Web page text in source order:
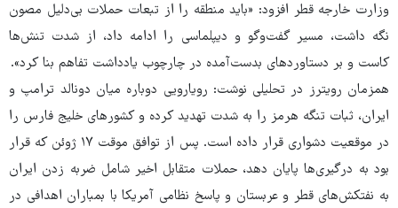
وزارت خارجه قطر افزود: «باید منطقه را از تبعات حملات بی‌دلیل مصون
نگه داشت، مسیر گفت‌وگو و دیپلماسی را ادامه داد، از شدت تنش‌ها
کاست و بر دستاوردهای بدست‌آمده در چارچوب یادداشت تفاهم بنا کرد».
همزمان رویترز در تحلیلی نوشت: رویارویی دوباره میان دونالد ترامپ و
ایران، ثبات تنگه هرمز را به شدت تهدید کرده و کشورهای خلیج فارس را
در موقعیت دشواری قرار داده است. پس از توافق موقت ۱۷ ژوئن که قرار
بود به درگیری‌ها پایان دهد، حملات متقابل اخیر شامل ضربه زدن ایران
به نفتکش‌های قطر و عربستان و پاسخ نظامی آمریکا با بمباران اهدافی در